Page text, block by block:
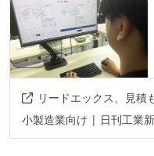
リードエックス、見
小製造業向け | 日刊工業